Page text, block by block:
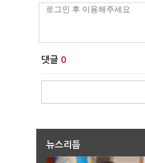
댓글 0
뉴스리듬